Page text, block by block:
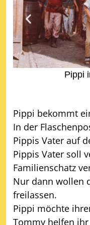
Pippi
Pippi bekommt
In der
Pippis Vater auf
Pippis Vater soll
Familienschatz
Nur dann wollen
freilassen.
Pippi möchte
Tommy helfen